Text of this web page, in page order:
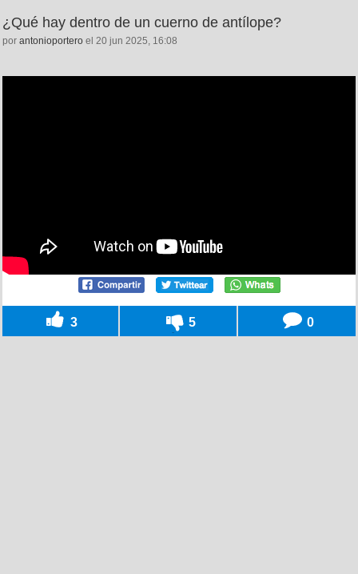
¿Qué hay dentro de un cuerno de antílope?
por antonioportero el 20 jun 2025, 16:08
3 5 0